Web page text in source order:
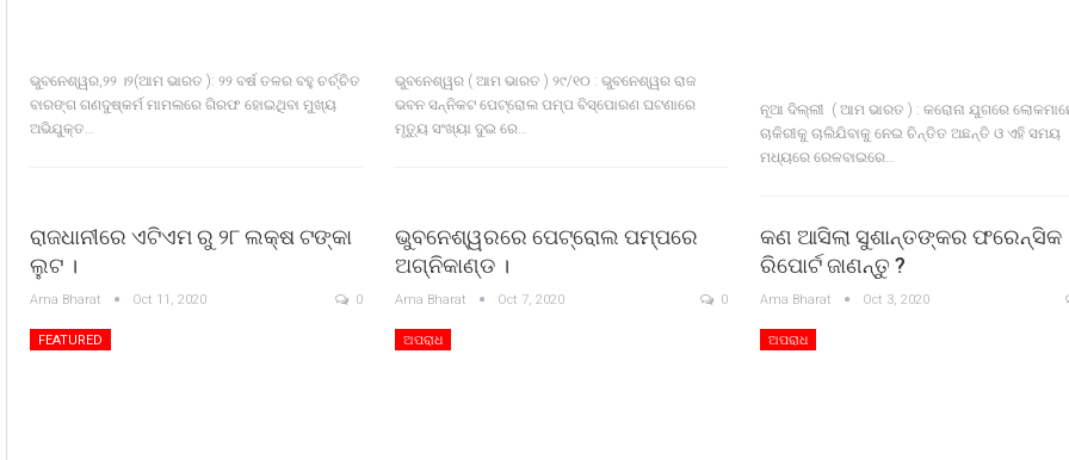
ଭୁବନେଶ୍ୱର,୨୨ ।୨(ଆମ ଭାରତ ): ୨୨ ବର୍ଷ ତଳର ବହୁ ଚର୍ଚ୍ଚିତ
ବାରଙ୍ଗ ଗଣଦୁଷ୍କର୍ମ ମାମଲରେ ଗିରଫ ହୋଇଥିବା ମୁଖ୍ୟ
ଅଭିଯୁକ୍ତ…
ଭୁବନେଶ୍ୱର ( ଆମ ଭାରତ ) ୨୯/୧୦ : ଭୁବନେଶ୍ୱର ରାଜ
ଭବନ ସନ୍ନିକଟ ପେଟ୍ରୋଲ ପମ୍ପ ବିସ୍ପୋରଣ ଘଟଣାରେ
ମୃତ୍ୟୁ ସଂଖ୍ୟା ଦୁଇ ରେ…
ନୂଆ ଦିଲ୍ଲୀ ( ଆମ ଭାରତ ) : କରୋନା ଯୁଗରେ
ଚାକିରୀକୁ ଚାଲିଯିବାକୁ ନେଇ ଚିନ୍ତିତ ଅଛନ୍ତି ଓ ଏହି ସମୟ
ମଧ୍ୟରେ ରେଳବାଇରେ…
ରାଜଧାନୀରେ ଏଟିଏମ ରୁ ୨୮ ଲକ୍ଷ ଟଙ୍କା
ଲୁଟ ।
Ama Bharat Oct 11, 2020 0
FEATURED
ଭୁବନେଶ୍ୱରରେ ପେଟ୍ରୋଲ ପମ୍ପରେ
ଅଗ୍ନିକାଣ୍ଡ ।
Ama Bharat Oct 7, 2020 0
ଅପରାଧ
କଣ ଆସିଲା ସୁଶାନ୍ତଙ୍କର ଫରେନ୍ସିକ
ରିପୋର୍ଟ ଜାଣନ୍ତୁ ?
Ama Bharat Oct 3, 2020
ଅପରାଧ